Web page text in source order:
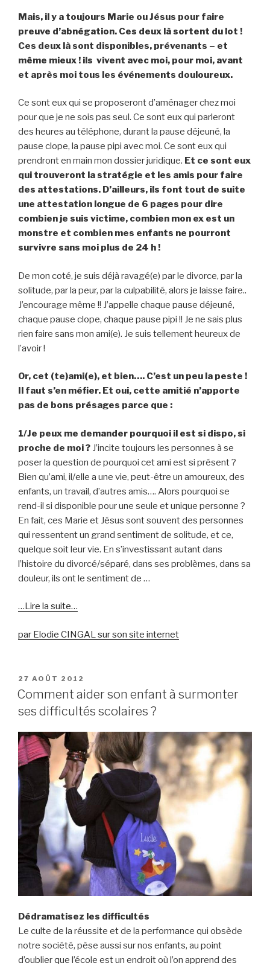
Mais, il y a toujours Marie ou Jésus pour faire
preuve d’abnégation. Ces deux là sortent du lot !
Ces deux là sont disponibles, prévenants – et
même mieux ! ils vivent avec moi, pour moi, avant
et après moi tous les événements douloureux.
Ce sont eux qui se proposeront d’aménager chez moi
pour que je ne sois pas seul. Ce sont eux qui parleront
des heures au téléphone, durant la pause déjeuné, la
pause clope, la pause pipi avec moi. Ce sont eux qui
prendront en main mon dossier juridique. Et ce sont eux
qui trouveront la stratégie et les amis pour faire
des attestations. D’ailleurs, ils font tout de suite
une attestation longue de 6 pages pour dire
combien je suis victime, combien mon ex est un
monstre et combien mes enfants ne pourront
survivre sans moi plus de 24 h !
De mon coté, je suis déjà ravagé(e) par le divorce, par la
solitude, par la peur, par la culpabilité, alors je laisse faire..
J’encourage même !! J’appelle chaque pause déjeuné,
chaque pause clope, chaque pause pipi !! Je ne sais plus
rien faire sans mon ami(e). Je suis tellement heureux de
l’avoir !
Or, cet (te)ami(e), et bien…. C’est un peu la peste !
Il faut s’en méfier. Et oui, cette amitié n’apporte
pas de bons présages parce que :
1/Je peux me demander pourquoi il est si dispo, si
proche de moi ? J’incite toujours les personnes à se
poser la question de pourquoi cet ami est si présent ?
Bien qu’ami, il/elle a une vie, peut-être un amoureux, des
enfants, un travail, d’autres amis…. Alors pourquoi se
rend-il si disponible pour une seule et unique personne ?
En fait, ces Marie et Jésus sont souvent des personnes
qui ressentent un grand sentiment de solitude, et ce,
quelque soit leur vie. En s’investissant autant dans
l’histoire du divorcé/séparé, dans ses problèmes, dans sa
douleur, ils ont le sentiment de …
…Lire la suite…
par Elodie CINGAL sur son site internet
PUBLIÉ
LE
27 AOÛT 2012
Comment aider son enfant à surmonter
ses difficultés scolaires ?
Dédramatisez les difficultés
Le culte de la réussite et de la performance qui obsède
notre société, pèse aussi sur nos enfants, au point
d’oublier que l’école est un endroit où l’on apprend des